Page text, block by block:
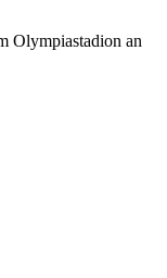
Olympiastadion an